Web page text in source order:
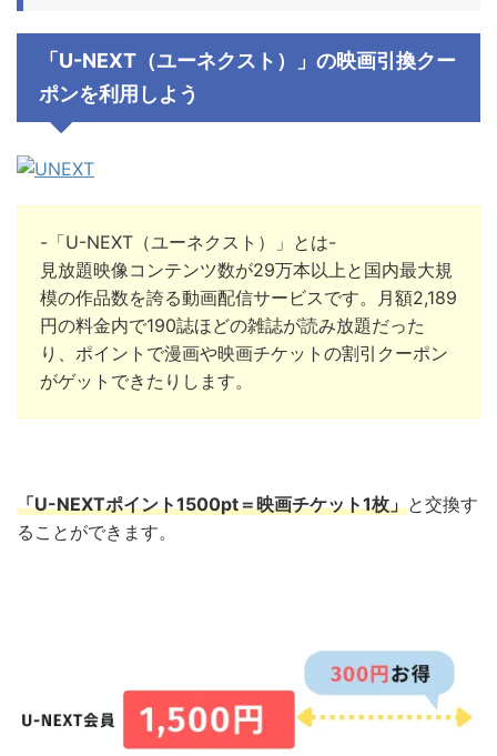
「U-NEXT（ユーネクスト）」の映画引換クー
ポンを利用しよう
-「U-NEXT（ユーネクスト）」とは-
見放題映像コンテンツ数が29万本以上と国内最大規
模の作品数を誇る動画配信サービスです。月額2,189
円の料金内で190誌ほどの雑誌が読み放題だった
り、ポイントで漫画や映画チケットの割引クーポン
がゲットできたりします。
「U-NEXTポイント1500pt＝映画チケット1枚」と交換す
ることができます。